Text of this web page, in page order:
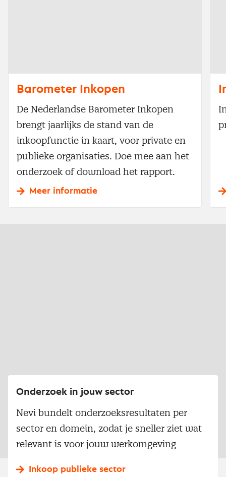
Barometer Inkopen
De Nederlandse Barometer Inkopen
brengt jaarlijks de stand van de
inkoopfunctie in kaart, voor private en
publieke organisaties. Doe mee aan het
onderzoek of download het rapport.
Meer informatie
Onderzoek in jouw sector
Nevi bundelt onderzoeksresultaten per
sector en domein, zodat je sneller ziet wat
relevant is voor jouw werkomgeving
Inkoop publieke sector